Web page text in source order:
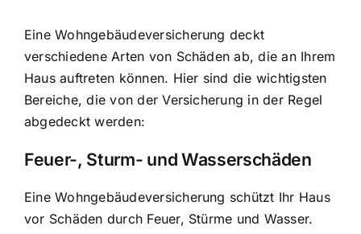
Eine Wohngebäudeversicherung deckt
verschiedene Arten von Schäden ab, die an Ihrem
Haus auftreten können. Hier sind die wichtigsten
Bereiche, die von der Versicherung in der Regel
abgedeckt werden:
Feuer-, Sturm- und Wasserschäden
Eine Wohngebäudeversicherung schützt Ihr Haus
vor Schäden durch Feuer, Stürme und Wasser.